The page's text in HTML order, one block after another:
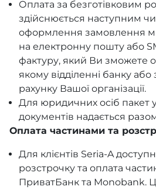
Оплата за безготівковим
здійснюється наступним
оформлення замовлення
на електронну пошту або
фактуру, який Ви зможете
якому відділенні банку
рахунку Вашої організації.
Для юридичних осіб пакет
документів надається
Оплата частинами та
Для клієнтів Seria-A
розстрочку та оплата
ПриватБанк та Monobank.